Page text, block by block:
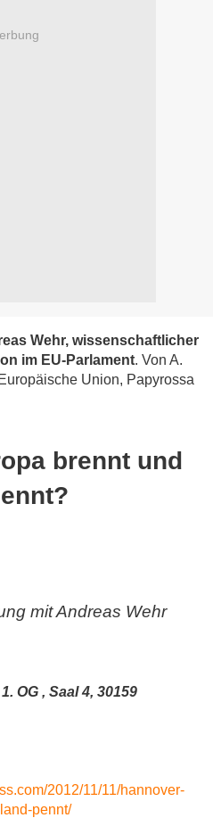
Wehr, wissenschaftlicher
im EU-Parlament. Von A.
Union, Papyrossa
brennt und
mit Andreas Wehr
OG , Saal 4, 30159
2012/11/11/hannover-
pennt/